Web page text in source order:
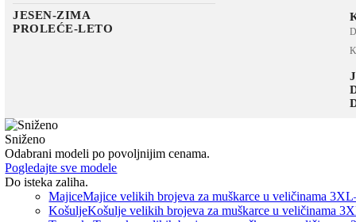
JESEN-ZIMA
PROLEĆE-LETO
Sniženo
Odabrani modeli po povoljnijim cenama.
Pogledajte sve modele
Do isteka zaliha.
MajiceMajice velikih brojeva za muškarce u veličinama
KošuljeKošulje velikih brojeva za muškarce u veličinama